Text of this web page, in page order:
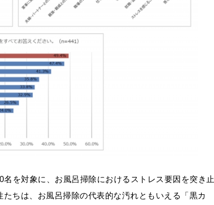
を対象に、お風呂掃除におけるストレス要因を突き止
ちは、お風呂掃除の代表的な汚れともいえる「黒カ